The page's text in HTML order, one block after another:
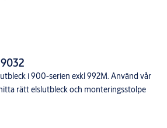
i 900-serien exkl 992M. Använd vår
rätt elslutbleck och monteringsstolpe